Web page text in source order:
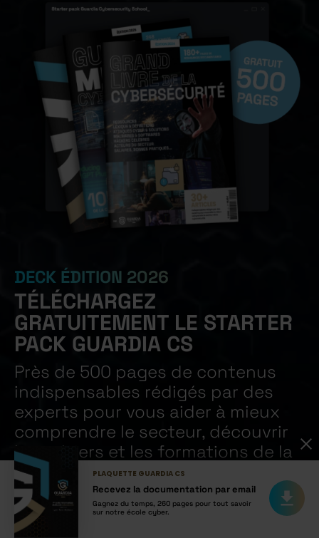
DECK ÉDITION 2026
TÉLÉCHARGEZ
GRATUITEMENT LE STARTER
PACK GUARDIA CS
Près de 500 pages de contenus
indispensables rédigés par des
experts pour vous aider à mieux
comprendre le secteur, découvrir
les métiers et les formations de la
cybersécurité.
Notre Guide des métiers de la Cybersécurité 2026
Notre Grand Livre de la Cybersécurité
PLAQUETTE GUARDIA CS
Recevez la documentation par email
Gagnez du temps, 260 pages pour tout savoir
sur notre école cyber.